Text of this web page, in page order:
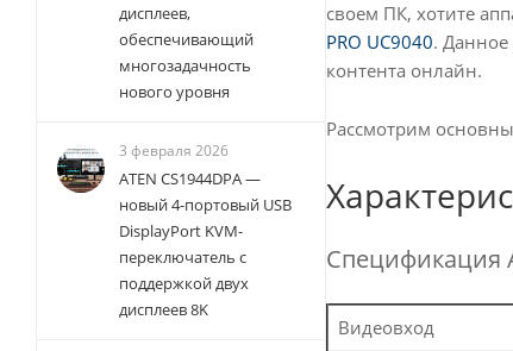
своем ПК, хотите
PRO UC9040. Данное
контента онлайн.
Рассмотрим
Спецификация
Видеовход
дисплеев,
обеспечивающий
многозадачность
нового уровня
3 февраля 2026
ATEN CS1944DPA —
новый 4-портовый USB
DisplayPort KVM-
переключатель с
поддержкой двух
дисплеев 8K